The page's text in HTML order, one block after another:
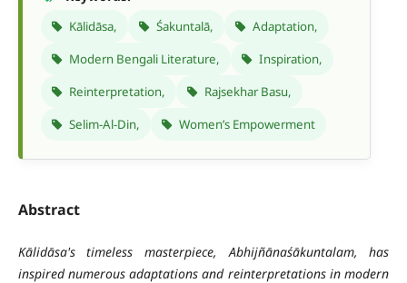
Kālidāsa, Śakuntalā,
Adaptation,
Modern Bengali Literature,
Inspiration,
Reinterpretation,
Rajsekhar Basu,
Selim-Al-Din,
Women’s Empowerment
Abstract
Kālidāsa's timeless masterpiece, Abhijñānaśākuntalam, has
inspired numerous adaptations and reinterpretations in modern